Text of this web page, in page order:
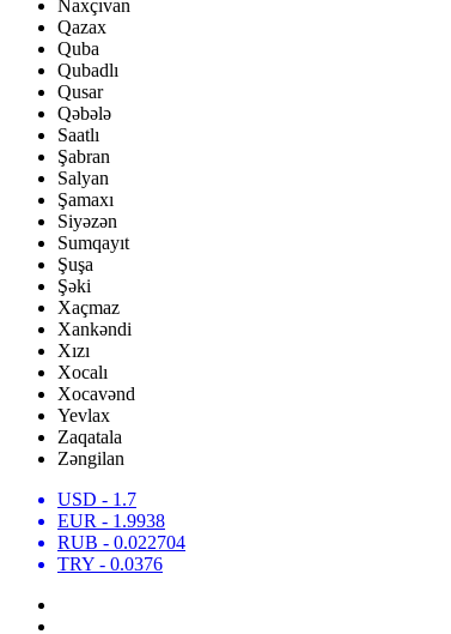
Naxçıvan
Qazax
Quba
Qubadlı
Qusar
Qəbələ
Saatlı
Şabran
Salyan
Şamaxı
Siyəzən
Sumqayıt
Şuşa
Şəki
Xaçmaz
Xankəndi
Xızı
Xocalı
Xocavənd
Yevlax
Zaqatala
Zəngilan
USD - 1.7
EUR - 1.9938
RUB - 0.022704
TRY - 0.0376